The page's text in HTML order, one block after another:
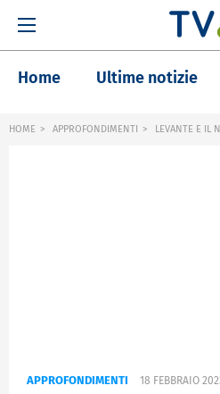
Home Ultime notizie
HOME APPROFONDIMENTI LEVANTE E IL
APPROFONDIMENTI 18 FEBBRAIO